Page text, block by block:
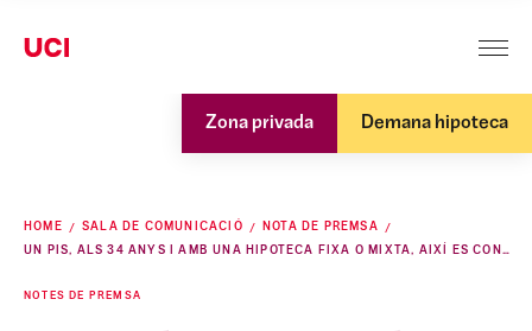
Zona privada Demana hipoteca
HOME SALA DE COMUNICACIÓ
NOTA DE PREMSA
UN PIS, ALS 34 ANYS I AMB UNA HIPOTECA FIXA O MIXTA, AIXÍ ES CONVERTEIXEN EN PROPIETARIS ELS SOLTERS A ESPANYA
NOTES DE PREMSA